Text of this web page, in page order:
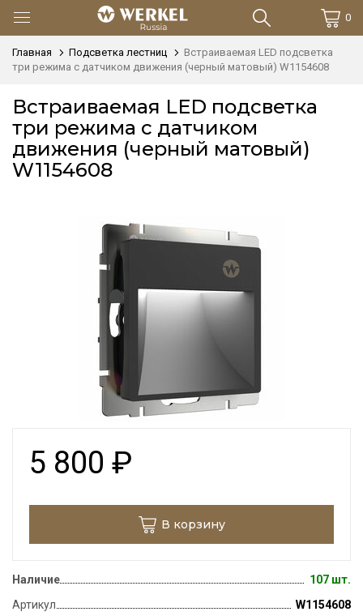
0
Главная Подсветка лестниц
Встраиваемая LED подсветка
три режима с датчиком движения (черный матовый) W1154608
Встраиваемая LED подсветка
три режима с датчиком
движения (черный матовый)
W1154608
5 800 ₽
В корзину
Наличие
107 шт.
Артикул
W1154608